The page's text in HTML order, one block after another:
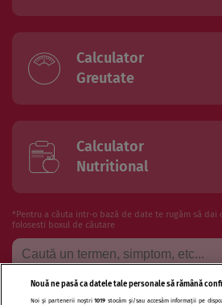
Calculator
Greutate
Calculator
Nutritional
*Pentru a căuta intr-o bază de date te rugăm să dai
folosesti boxul de căutare
Nouă ne pasă ca datele tale personale să rămână
Noi și partenerii noștri1019 stocăm și/sau accesăm informații pe